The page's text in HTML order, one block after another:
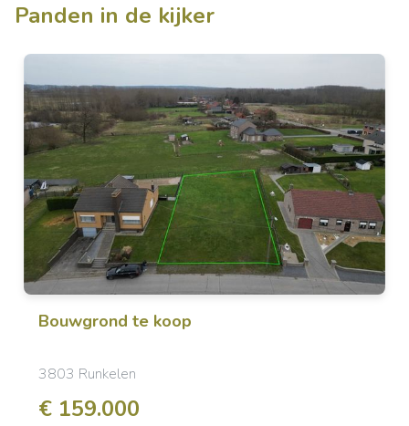
Panden in de kijker
Bouwgrond te koop
3803 Runkelen
€ 159.000